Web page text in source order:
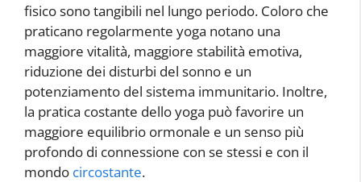
fisico sono tangibili nel lungo periodo. Coloro che
praticano regolarmente yoga notano una
maggiore vitalità, maggiore stabilità emotiva,
riduzione dei disturbi del sonno e un
potenziamento del sistema immunitario. Inoltre,
la pratica costante dello yoga può favorire un
maggiore equilibrio ormonale e un senso più
profondo di connessione con se stessi e con il
mondo circostante.